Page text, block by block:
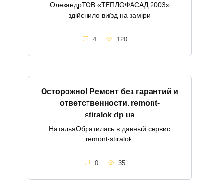
ОлекандрТОВ «ТЕПЛОФАСАД 2003»
здійснило виїзд на заміри
4 120
Осторожно! Ремонт без гарантий и
ответственности. remont-
stiralok.dp.ua
НатальяОбратилась в данный сервис
remont-stiralok.
0 35